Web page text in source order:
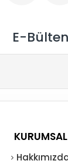
E-Bülten
KURUMSAL